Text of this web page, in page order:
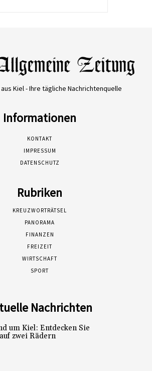
Kiel - Ihre tägliche Nachrichtenquelle
Informationen
KONTAKT
IMPRESSUM
DATENSCHUTZ
Rubriken
KREUZWORTRÄTSEL
PANORAMA
FINANZEN
FREIZEIT
WIRTSCHAFT
SPORT
Nachrichten
um Kiel: Entdecken Sie
zwei Rädern